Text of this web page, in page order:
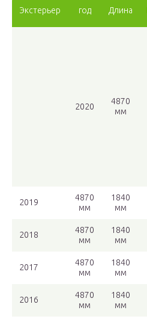
Экстерьер год Длина
2020
4870
мм
2019
4870
мм
1840
мм
2018
4870
мм
1840
мм
2017
4870
мм
1840
мм
2016
4870
мм
1840
мм